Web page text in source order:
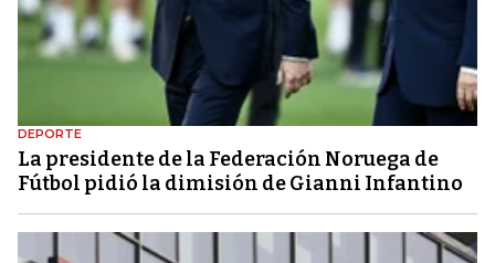
DEPORTE
La presidente de la Federación Noruega de
Fútbol pidió la dimisión de Gianni Infantino